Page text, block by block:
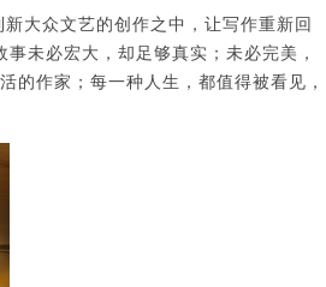
大众文艺的创作之中，让写作重新回
未必宏大，却足够真实；未必完美，
的作家；每一种人生，都值得被看见，